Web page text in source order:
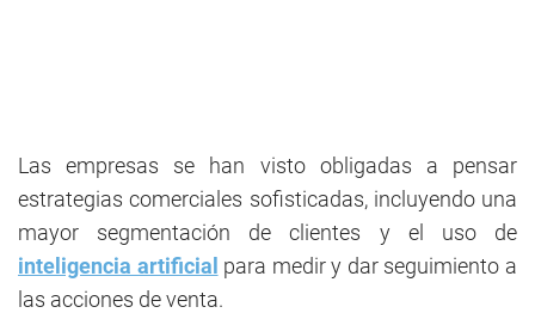
Las empresas se han visto obligadas a pensar
estrategias comerciales sofisticadas, incluyendo una
mayor segmentación de clientes y el uso de
inteligencia artificial para medir y dar seguimiento a
las acciones de venta.